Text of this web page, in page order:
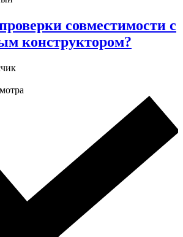
совместимости с
конструктором?